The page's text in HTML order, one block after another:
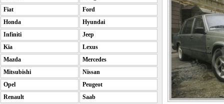
Fiat
Ford
Honda
Hyundai
Infiniti
Jeep
Kia
Lexus
Mazda
Mercedes
Mitsubishi
Nissan
Opel
Peugeot
Renault
Saab